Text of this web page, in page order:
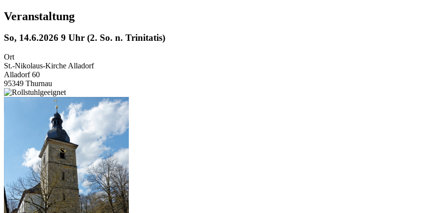
Veranstaltung
So, 14.6.2026 9 Uhr (2. So. n. Trinitatis)
Ort
St.-Nikolaus-Kirche Alladorf
Alladorf 60
95349 Thurnau